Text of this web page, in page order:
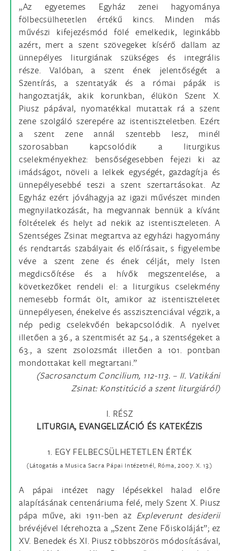
„Az egyetemes Egyház zenei hagyománya
fölbecsülhetetlen értékű kincs. Minden más
művészi kifejezésmód fölé emelkedik, leginkább
azért, mert a szent szövegeket kísérő dallam az
ünnepélyes liturgiának szükséges és integrális
része. Valóban, a szent ének jelentőségét a
Szentírás, a szentatyák és a római pápák is
hangoztatják, akik korunkban, élükön Szent X.
Piusz pápával, nyomatékkal mutattak rá a szent
zene szolgáló szerepére az istentiszteletben. Ezért
a szent zene annál szentebb lesz, minél
szorosabban kapcsolódik a liturgikus
cselekményekhez: bensőségesebben fejezi ki az
imádságot, növeli a lelkek egységét, gazdagítja és
ünnepélyesebbé teszi a szent szertartásokat. Az
Egyház ezért jóváhagyja az igazi művészet minden
megnyilatkozását, ha megvannak bennük a kívánt
föltételek és helyt ad nekik az istentiszteleten. A
Szentséges Zsinat megtartva az egyházi hagyomány
és rendtartás szabályait és előírásait, s figyelembe
véve a szent zene és ének célját, mely Isten
megdicsőítése és a hívők megszentelése, a
következőket rendeli el: a liturgikus cselekmény
nemesebb formát ölt, amikor az istentiszteletet
ünnepélyesen, énekelve és asszisztenciával végzik, a
nép pedig cselekvőén bekapcsolódik. A nyelvet
illetően a 36., a szentmisét az 54., a szentségeket a
63., a szent zsolozsmát illetően a 101. pontban
mondottakat kell megtartani.”
(Sacrosanctum Concilium, 112-113. – II. Vatikáni
Zsinat: Konstitúció a szent liturgiáról)
I. RÉSZ
LITURGIA, EVANGELIZÁCIÓ ÉS KATEKÉZIS
1. EGY FELBECSÜLHETETLEN ÉRTÉK
(Látogatás a Musica Sacra Pápai Intézetnél, Róma, 2007. X. 13.)
A pápai intézet nagy lépésekkel halad előre
alapításának centenáriuma felé, mely Szent X. Piusz
pápa műve, aki 1911-ben az Expleverunt desiderii
brévéjével létrehozta a „Szent Zene Főiskoláját”; ez
XV. Benedek és XI. Piusz többszörös módosításával,